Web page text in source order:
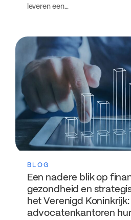
leveren een...
BLOG
Een nadere blik op
gezondheid en
het Verenigd
advocatenkantoren